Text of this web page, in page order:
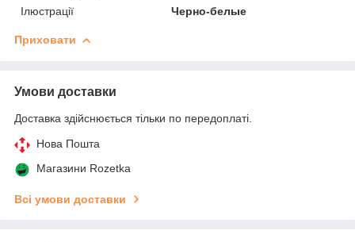
Ілюстрації
Черно-белые
Приховати
Умови доставки
Доставка здійснюється тільки по передоплаті.
Нова Пошта
Магазини Rozetka
Всі умови доставки